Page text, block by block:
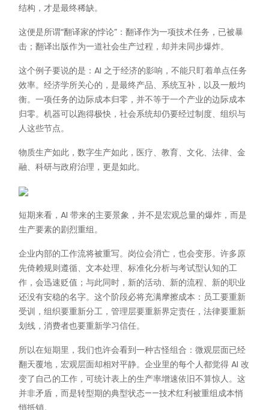
结构，才是最终稀缺。
这便是所谓“翻译家的悖论”：翻译作为一项技术任务，已被暴
击；翻译出版作为一道社会生产过程，却并未同步爆炸。
这个例子要说的是：AI 之于经济的影响，不能只盯着单点任务
效率。经济学所关心的，是最终产品、系统互补，以及一般均
衡。一项任务的边际成本归零，并不等于一个产业的边际成本
归零。机器可以跑得极快，社会系统却仍要经过制度、组织与
人这些节点。
物质生产如此，数字生产如此，医疗、教育、文化、法律、金
融、科研与政府治理，更是如此。
短期来看，AI 带来的主要景象，并不是宏观总量的爆炸，而是
生产要素的剧烈重组。
企业内部的工作流将被重写。岗位会消亡，也会变形。许多原
先倚赖规则遵循、文本处理、标准化分析与考试型认知的工
作，会迅速贬值；与此同时，新的活动、新的流程、新的职业
还没有安稳的名字。这个阶段必将充满摩擦成本：员工要重新
受训，组织要重新分工，管理层要重新界定责任，法律要重新
划线，消费者也要重新学习信任。
所以在短期里，我们也许会看到一种古怪组合：微观层面已经
翻天覆地，宏观层面却相对平静。企业里的每个人都觉得 AI 改
变了自己的工作，可统计表上的生产率增速依旧不算惊人。这
并非矛盾，而是转型期的典型状态——技术红利被重组成本悄
悄抵销。